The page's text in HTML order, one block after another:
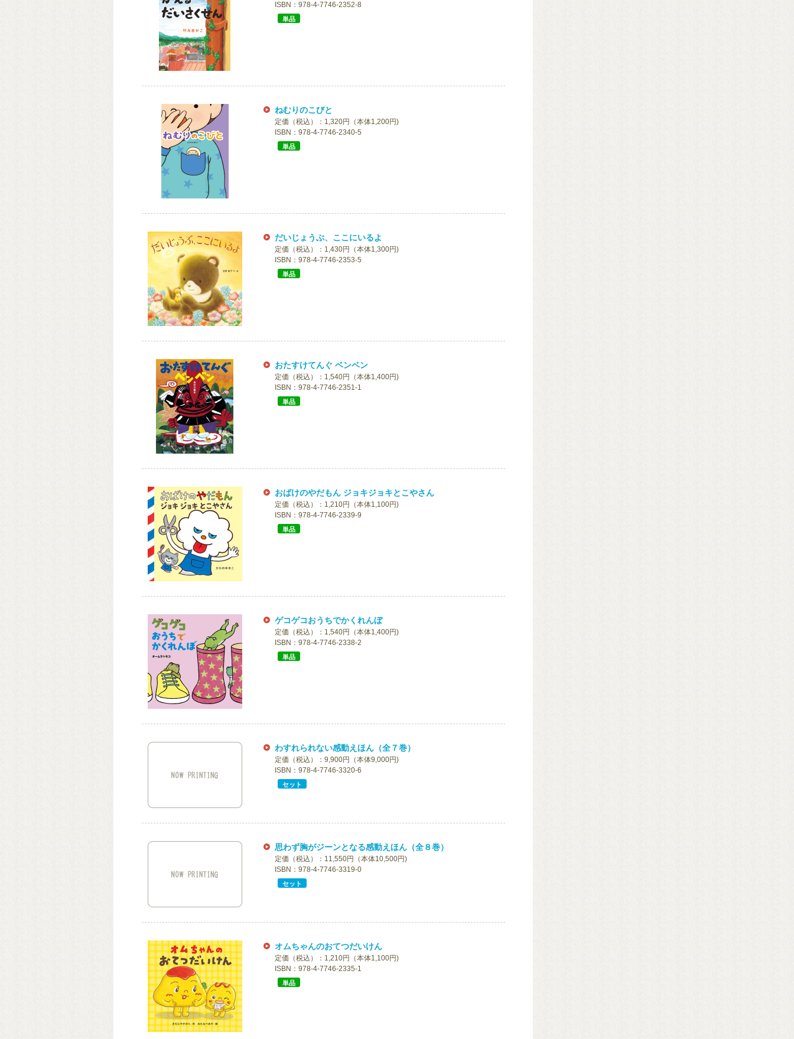
ISBN：978-4-7746-2352-8
単品
ねむりのこびと
定価（税込）：1,320円（本体1,200円)
ISBN：978-4-7746-2340-5
単品
だいじょうぶ、ここにいるよ
定価（税込）：1,430円（本体1,300円)
ISBN：978-4-7746-2353-5
単品
おたすけてんぐ ベンベン
定価（税込）：1,540円（本体1,400円)
ISBN：978-4-7746-2351-1
単品
おばけのやだもん ジョキジョキとこやさん
定価（税込）：1,210円（本体1,100円)
ISBN：978-4-7746-2339-9
単品
ゲコゲコおうちでかくれんぼ
定価（税込）：1,540円（本体1,400円)
ISBN：978-4-7746-2338-2
単品
わすれられない感動えほん（全７巻）
定価（税込）：9,900円（本体9,000円)
ISBN：978-4-7746-3320-6
セット
思わず胸がジーンとなる感動えほん（全８巻）
定価（税込）：11,550円（本体10,500円)
ISBN：978-4-7746-3319-0
セット
オムちゃんのおてつだいけん
定価（税込）：1,210円（本体1,100円)
ISBN：978-4-7746-2335-1
単品